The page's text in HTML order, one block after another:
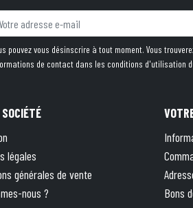
pouvez vous désinscrire à tout moment. Vous
de contact dans les conditions d'utilisation
légales
générales de vente
nous ?
Bons